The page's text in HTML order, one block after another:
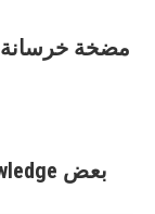
الملاحة
بعض kowledge حول أنابيب مضخة الخرسانة
مضخة خرسانة